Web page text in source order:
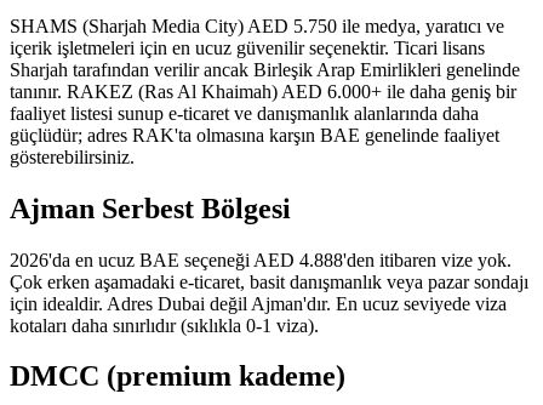
SHAMS (Sharjah Media City) AED 5.750 ile medya, yaratıcı ve
içerik işletmeleri için en ucuz güvenilir seçenektir. Ticari lisans
Sharjah tarafından verilir ancak Birleşik Arap Emirlikleri genelinde
tanınır. RAKEZ (Ras Al Khaimah) AED 6.000+ ile daha geniş bir
faaliyet listesi sunup e-ticaret ve danışmanlık alanlarında daha
güçlüdür; adres RAK'ta olmasına karşın BAE genelinde faaliyet
gösterebilirsiniz.
Ajman Serbest Bölgesi
2026'da en ucuz BAE seçeneği AED 4.888'den itibaren vize yok.
Çok erken aşamadaki e-ticaret, basit danışmanlık veya pazar sondajı
için idealdir. Adres Dubai değil Ajman'dır. En ucuz seviyede viza
kotaları daha sınırlıdır (sıklıkla 0-1 viza).
DMCC (premium kademe)